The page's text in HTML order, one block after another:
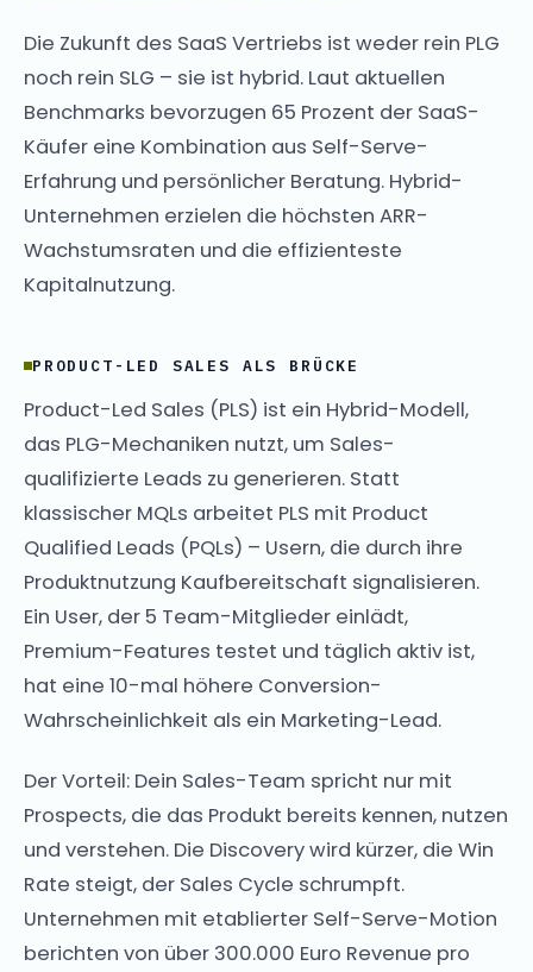
Die Zukunft des SaaS Vertriebs ist weder rein PLG
noch rein SLG – sie ist hybrid. Laut aktuellen
Benchmarks bevorzugen 65 Prozent der SaaS-
Käufer eine Kombination aus Self-Serve-
Erfahrung und persönlicher Beratung. Hybrid-
Unternehmen erzielen die höchsten ARR-
Wachstumsraten und die effizienteste
Kapitalnutzung.
PRODUCT-LED SALES ALS BRÜCKE
Product-Led Sales (PLS) ist ein Hybrid-Modell,
das PLG-Mechaniken nutzt, um Sales-
qualifizierte Leads zu generieren. Statt
klassischer MQLs arbeitet PLS mit Product
Qualified Leads (PQLs) – Usern, die durch ihre
Produktnutzung Kaufbereitschaft signalisieren.
Ein User, der 5 Team-Mitglieder einlädt,
Premium-Features testet und täglich aktiv ist,
hat eine 10-mal höhere Conversion-
Wahrscheinlichkeit als ein Marketing-Lead.
Der Vorteil: Dein Sales-Team spricht nur mit
Prospects, die das Produkt bereits kennen, nutzen
und verstehen. Die Discovery wird kürzer, die Win
Rate steigt, der Sales Cycle schrumpft.
Unternehmen mit etablierter Self-Serve-Motion
berichten von über 300.000 Euro Revenue pro